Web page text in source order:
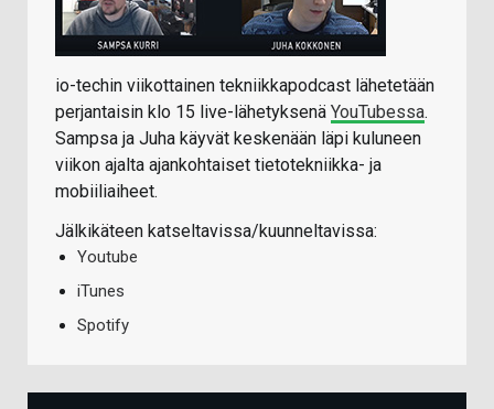
io-techin viikottainen tekniikkapodcast lähetetään
perjantaisin klo 15 live-lähetyksenä YouTubessa.
Sampsa ja Juha käyvät keskenään läpi kuluneen
viikon ajalta ajankohtaiset tietotekniikka- ja
mobiiliaiheet.
Jälkikäteen katseltavissa/kuunneltavissa:
Youtube
iTunes
Spotify